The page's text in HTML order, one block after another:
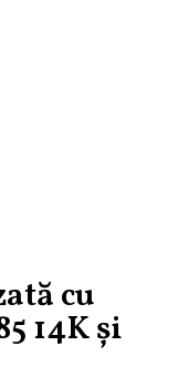
cu
14K și